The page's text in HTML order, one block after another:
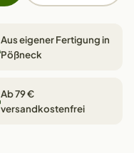
Aus eigener Fertigung in
Pößneck
Ab 79 €
versandkostenfrei